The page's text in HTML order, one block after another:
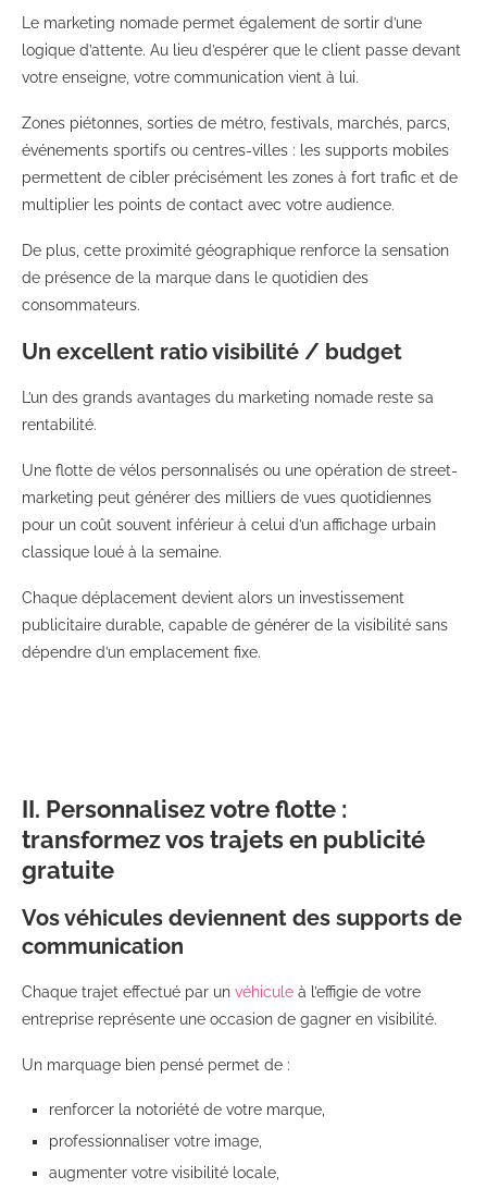
Le marketing nomade permet également de sortir d’une
logique d’attente. Au lieu d’espérer que le client passe devant
votre enseigne, votre communication vient à lui.
Zones piétonnes, sorties de métro, festivals, marchés, parcs,
événements sportifs ou centres-villes : les supports mobiles
permettent de cibler précisément les zones à fort trafic et de
multiplier les points de contact avec votre audience.
De plus, cette proximité géographique renforce la sensation
de présence de la marque dans le quotidien des
consommateurs.
Un excellent ratio visibilité / budget
L’un des grands avantages du marketing nomade reste sa
rentabilité.
Une flotte de vélos personnalisés ou une opération de street-
marketing peut générer des milliers de vues quotidiennes
pour un coût souvent inférieur à celui d’un affichage urbain
classique loué à la semaine.
Chaque déplacement devient alors un investissement
publicitaire durable, capable de générer de la visibilité sans
dépendre d’un emplacement fixe.
II. Personnalisez votre flotte :
transformez vos trajets en publicité
gratuite
Vos véhicules deviennent des supports de
communication
Chaque trajet effectué par un véhicule à l’effigie de votre
entreprise représente une occasion de gagner en visibilité.
Un marquage bien pensé permet de :
renforcer la notoriété de votre marque,
professionnaliser votre image,
augmenter votre visibilité locale,